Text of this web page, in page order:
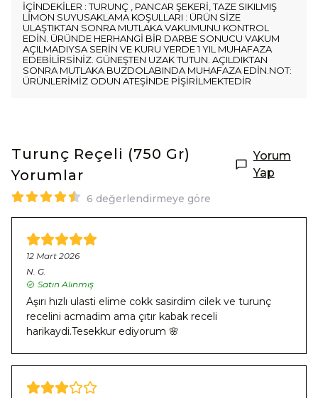
İÇİNDEKİLER : TURUNÇ , PANCAR ŞEKERİ, TAZE SIKILMIŞ
LİMON SUYUSAKLAMA KOŞULLARI : ÜRÜN SİZE
ULAŞTIKTAN SONRA MUTLAKA VAKUMUNU KONTROL
EDİN. ÜRÜNDE HERHANGİ BİR DARBE SONUCU VAKUM
AÇILMADIYSA SERİN VE KURU YERDE 1 YIL MUHAFAZA
EDEBİLİRSİNİZ. GÜNEŞTEN UZAK TUTUN. AÇILDIKTAN
SONRA MUTLAKA BUZDOLABINDA MUHAFAZA EDİN.NOT:
ÜRÜNLERİMİZ ODUN ATEŞİNDE PİŞİRİLMEKTEDİR
Turunç Reçeli (750 Gr)
Yorumlar
Yorum
Yap
6 değerlendirmeye göre
12 Mart 2026
N. G.
Satın Alınmış
Aşırı hızlı ulasti elime cokk sasirdim cilek ve turunç
recelini acmadim ama çıtır kabak receli
harikaydi.Tesekkur ediyorum 🌸